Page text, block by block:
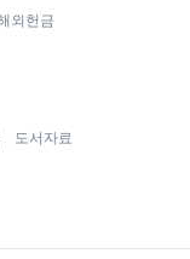
외헌금
도서자료